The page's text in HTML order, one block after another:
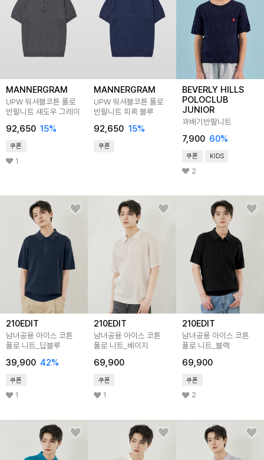
MANNERGRAM
UPW 워셔블코튼 폴로
반팔니트 섀도우 그레이
92,650 15%
쿠폰
1
MANNERGRAM
UPW 워셔블코튼 폴로
반팔니트 피콕 블루
92,650 15%
쿠폰
BEVERLY HILLS
POLOCLUB
JUNIOR
꽈배기반팔니트
7,900 60%
쿠폰 KIDS
2
210EDIT
남녀공용 아이스 코튼
폴로 니트_딥블루
39,900 42%
쿠폰
1
210EDIT
남녀공용 아이스 코튼
폴로 니트_베이지
69,900
쿠폰
1
210EDIT
남녀공용 아이스 코튼
폴로 니트_블랙
69,900
쿠폰
2